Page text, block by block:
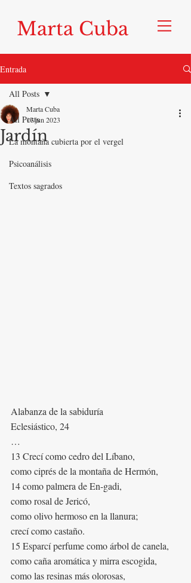
Marta Cuba
Entrada
All Posts
La montaña cubierta por el vergel
Psicoanálisis
Textos sagrados
All Posts
Jardín
Marta Cuba
17 jun 2023
Alabanza de la sabiduría
Eclesiástico, 24
…
13 Crecí como cedro del Líbano,
como ciprés de la montaña de Hermón,
14 como palmera de En-gadi,
como rosal de Jericó,
como olivo hermoso en la llanura;
crecí como castaño.
15 Esparcí perfume como árbol de canela,
como caña aromática y mirra escogida,
como las resinas más olorosas,